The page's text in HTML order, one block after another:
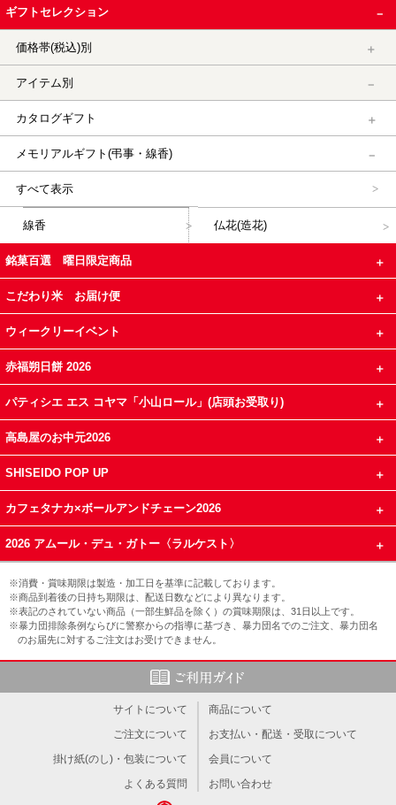
ギフトセレクション
価格帯(税込)別
アイテム別
カタログギフト
メモリアルギフト(弔事・線香)
すべて表示
線香 仏花(造花)
銘菓百選 曜日限定商品
こだわり米 お届け便
ウィークリーイベント
赤福朔日餅 2026
パティシエ エス コヤマ「小山ロール」(店頭お受取り)
高島屋のお中元2026
SHISEIDO POP UP
カフェタナカ×ボールアンドチェーン2026
2026 アムール・デュ・ガトー〈ラルケスト〉
※消費・賞味期限は製造・加工日を基準に記載しております。
※商品到着後の日持ち期限は、配送日数などにより異なります。
※表記のされていない商品（一部生鮮品を除く）の賞味期限は、31日以上です。
※暴力団排除条例ならびに警察からの指導に基づき、暴力団名でのご注文、暴力団名
のお届先に対するご注文はお受けできません。
サイトについて
商品について
ご注文について
お支払い・配送・受取について
掛け紙(のし)・包装について
会員について
よくある質問
お問い合わせ